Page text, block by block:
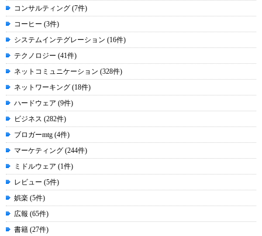
コンサルティング (7件)
コーヒー (3件)
システムインテグレーション (16件)
テクノロジー (41件)
ネットコミュニケーション (328件)
ネットワーキング (18件)
ハードウェア (9件)
ビジネス (282件)
ブロガーmtg (4件)
マーケティング (244件)
ミドルウェア (1件)
レビュー (5件)
娯楽 (5件)
広報 (65件)
書籍 (27件)